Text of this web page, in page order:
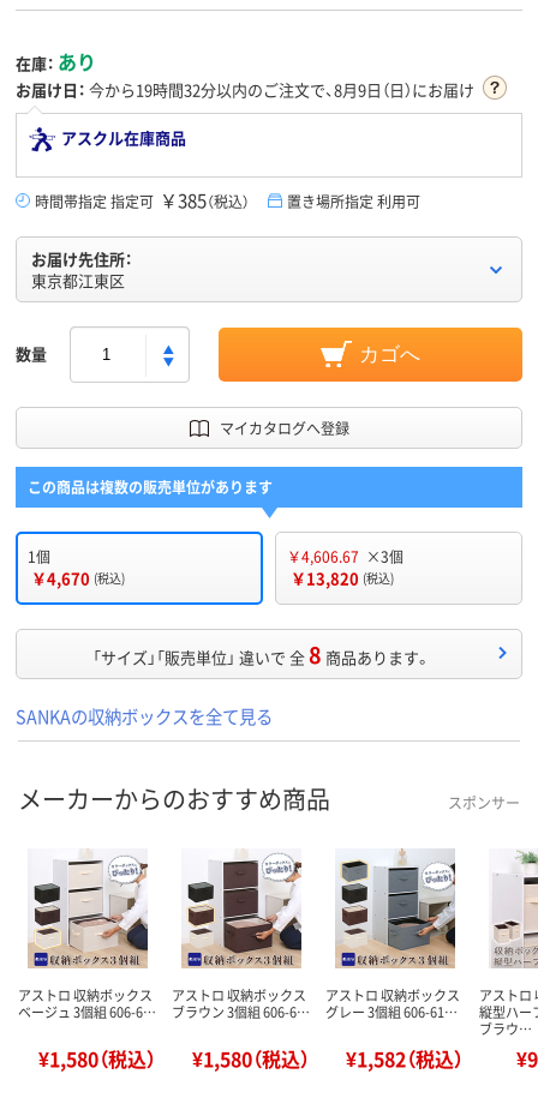
在庫： あり
お届け日： 今から19時間32分以内のご注文で、8月9日（日）にお届け
アスクル在庫商品
時間帯指定 指定可 ￥385（税込） 置き場所指定 利用可
お届け先住所：
東京都江東区
数量 カゴへ
マイカタログへ登録
この商品は複数の販売単位があります
1個
￥4,670 (税込)
￥4,606.67 ×3個
￥13,820 (税込)
「サイズ」「販売単位」 違いで 全8 商品あります。
SANKAの収納ボックスを全て見る
メーカーからのおすすめ商品 スポンサー
アストロ 収納ボックス
ベージュ 3個組 606-6…
¥1,580（税込）
アストロ 収納ボックス
ブラウン 3個組 606-6…
¥1,580（税込）
アストロ 収納ボックス
グレー 3個組 606-61…
¥1,582（税込）
アストロ
縦型ハー
ブラウ…